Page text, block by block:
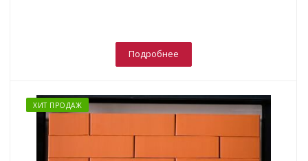
Подробнее
ХИТ ПРОДАЖ